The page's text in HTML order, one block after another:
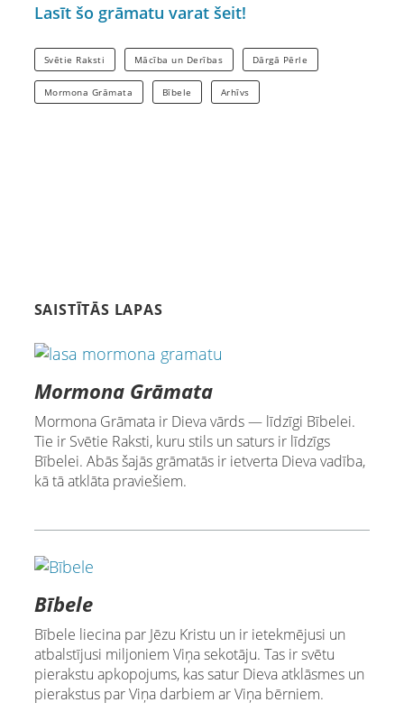
Lasīt šo grāmatu varat šeit!
Svētie Raksti Mācība un Derības Dārgā Pērle
Mormona Grāmata Bībele Arhīvs
SAISTĪTĀS LAPAS
Mormona Grāmata
Mormona Grāmata ir Dieva vārds — līdzīgi Bībelei.
Tie ir Svētie Raksti, kuru stils un saturs ir līdzīgs
Bībelei. Abās šajās grāmatās ir ietverta Dieva vadība,
kā tā atklāta praviešiem.
Bībele
Bībele liecina par Jēzu Kristu un ir ietekmējusi un
atbalstījusi miljoniem Viņa sekotāju. Tas ir svētu
pierakstu apkopojums, kas satur Dieva atklāsmes un
pierakstus par Viņa darbiem ar Viņa bērniem.